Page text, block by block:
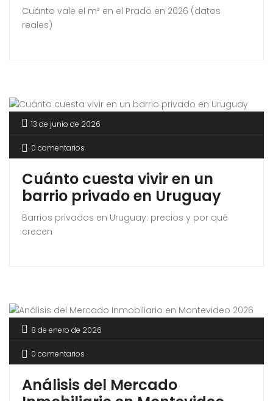
Cuánto vale el m² en el Prado en 2026 (datos
reales)
13 de junio de 2026
0 comentarios
Cuánto cuesta vivir en un
barrio privado en Uruguay
Barrios privados en Uruguay: precios y por qué
crecen
8 de enero de 2026
0 comentarios
Análisis del Mercado